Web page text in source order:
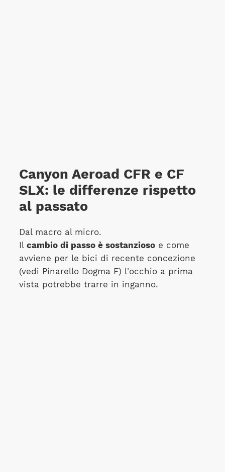
Canyon Aeroad CFR e CF
SLX: le differenze rispetto
al passato
Dal macro al micro.
Il cambio di passo è sostanziosoe come
avviene per le bici di recente concezione
(vedi Pinarello Dogma F) l'occhio a prima
vista potrebbe trarre in inganno.